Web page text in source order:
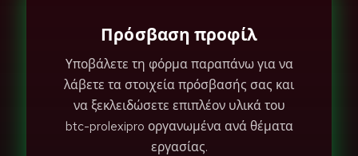
Πρόσβαση προφίλ
Υποβάλετε τη φόρμα παραπάνω για να
λάβετε τα στοιχεία πρόσβασής σας και
να ξεκλειδώσετε επιπλέον υλικά του
btc-prolexipro οργανωμένα ανά θέματα
εργασίας.